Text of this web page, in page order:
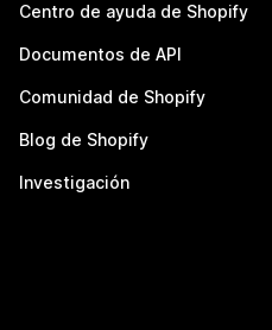
Centro de ayuda de Shopify
Documentos de API
Comunidad de Shopify
Blog de Shopify
Investigación